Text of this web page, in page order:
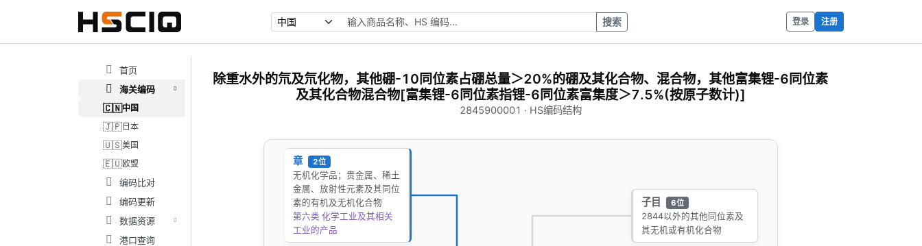
搜索 登录 注册
首页
海关编码
🇨🇳中国
🇯🇵 日本
🇺🇸美国
🇪🇺欧盟
编码比对
编码更新
数据资源
港口查询
除重水外的氘及氘化物，其他硼-10同位素占硼总量＞20%的硼及其化合物、混合物，其他富集锂-6同位素
及其化合物混合物[富集锂-6同位素指锂-6同位素富集度＞7.5%(按原子数计)]
2845900001 · HS编码结构
章 2位
无机化学品；贵金属、稀土
金属、放射性元素及其同位
素的有机及无机化合物
第六类 化学工业及其相关
工业的产品
子目 6位
2844以外的其他同位素及
其无机或有机化合物